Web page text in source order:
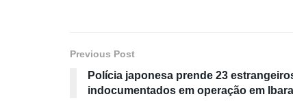
Previous Post
Polícia japonesa prende 23
indocumentados em operação em